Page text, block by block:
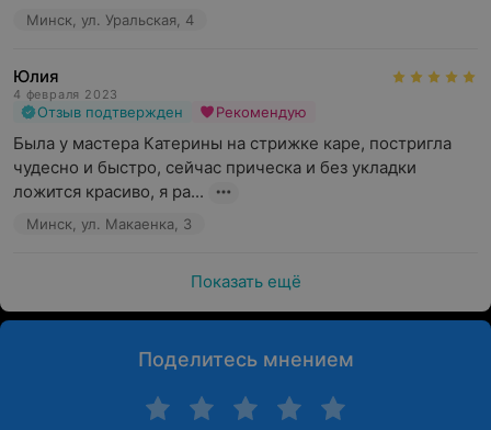
Минск, ул. Уральская, 4
Юлия
4 февраля 2023
Отзыв подтвержден Рекомендую
Была у мастера Катерины на стрижке каре, постригла
чудесно и быстро, сейчас прическа и без укладки
ложится красиво, я ра...
Минск, ул. Макаенка, 3
Показать ещё
Поделитесь мнением